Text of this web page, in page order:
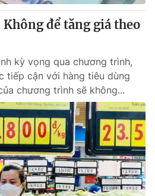
để tăng giá theo
kỳ vọng qua chương trình,
tiếp cận với hàng tiêu dùng
chương trình sẽ không...